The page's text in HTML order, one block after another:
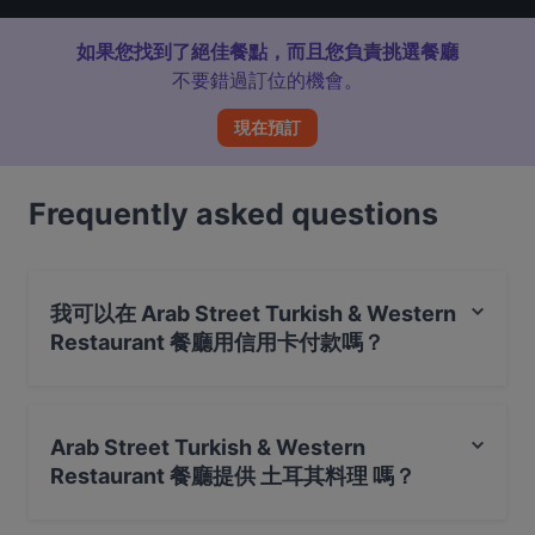
如果您找到了絕佳餐點，而且您負責挑選餐廳
不要錯過訂位的機會。
現在預訂
Frequently asked questions
我可以在 Arab Street Turkish & Western
Restaurant 餐廳用信用卡付款嗎？
Arab Street Turkish & Western
Restaurant 餐廳提供 土耳其料理 嗎？